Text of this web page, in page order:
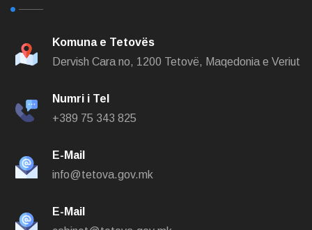
Komuna e Tetovës
Dervish Cara no, 1200 Tetovë, Maqedonia e Veriut
Numri i Tel
+389 75 343 825
E-Mail
info@tetova.gov.mk
E-Mail